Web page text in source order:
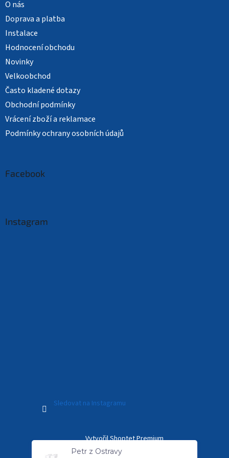
O nás
Doprava a platba
Instalace
Hodnocení obchodu
Novinky
Velkoobchod
Často kladené dotazy
Obchodní podmínky
Vrácení zboží a reklamace
Podmínky ochrany osobních údajů
Facebook
Instagram
Sledovat na Instagramu
Vytvořil Shoptet Premium
Petr z Ostravy